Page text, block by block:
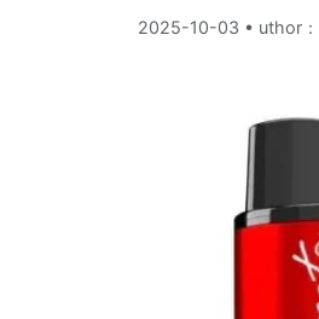
2025-10-03 • uthor